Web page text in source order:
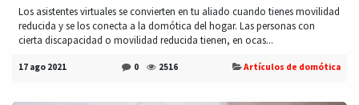
Los asistentes virtuales se convierten en tu aliado cuando tienes movilidad
reducida y se los conecta a la domótica del hogar. Las personas con
cierta discapacidad o movilidad reducida tienen, en ocas...
17 ago 2021 0 2516 Artículos de domótica